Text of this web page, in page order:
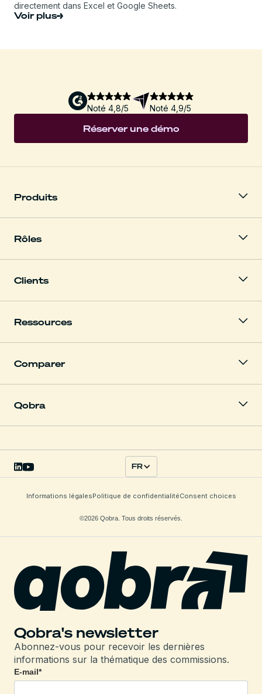
directement dans Excel et Google Sheets.
Voir plus
Noté 4,8/5 Noté 4,9/5
Réserver une démo
Produits
Rôles
Clients
Ressources
Comparer
Qobra
©2026 Qobra. Tous droits réservés.
Informations légalesPolitique de confidentialitéConsent choices
FR
Qobra's newsletter
Abonnez-vous pour recevoir les dernières
informations sur la thématique des commissions.
E-mail*